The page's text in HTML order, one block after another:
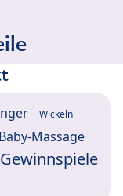
Wickeln
Baby-Massage
Gewinnspiele